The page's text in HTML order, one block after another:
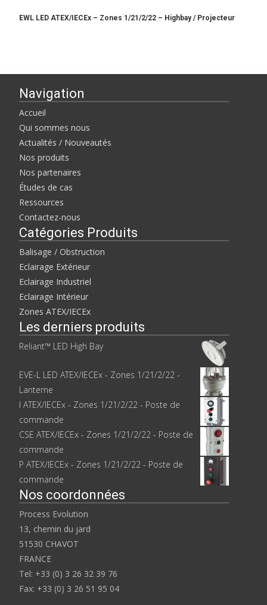
EWL LED ATEX/IECEx – Zones 1/21/2/22 – Highbay / Projecteur
Navigation
Accueil
Qui sommes nous
Actualités / Nouveautés
Nos produits
Nos partenaires
Études de cas
Ressources
Contactez-nous
Catégories Produits
Balisage / Obstruction
Eclairage Extérieur
Eclairage Industriel
Eclairage Intérieur
Zones ATEX/IECEx
Les derniers produits
Reliant™ LED High Bay
EVE-L LED ATEX/IECEx - Zones 1/21/2/22 -
Lanterne
I ATEX/IECEx - Zones 1/21/2/22 - Poste de
commande
CSE ATEX/IECEx - Zones 1/21/2/22 - Poste de
commande
P ATEX/IECEx - Zones 1/21/2/22 - Poste de
commande
Nos coordonnées
Process Evolution
13, chemin du jard
51530 CHAVOT
FRANCE
Tel: +33 (0) 3 26 32 39 76
Fax: +33 (0) 3 26 51 95 04